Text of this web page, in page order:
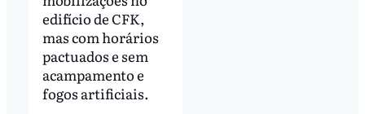
edifício de CFK,
mas com horários
pactuados e sem
acampamento e
fogos artificiais.